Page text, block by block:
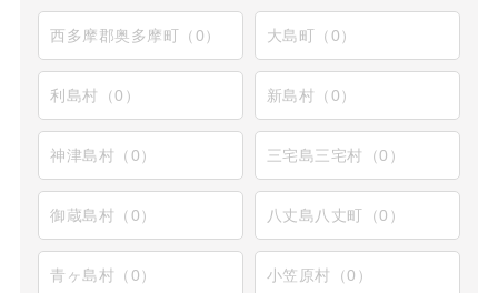
西多摩郡奥多摩町（0） 大島町（0）
利島村（0） 新島村（0）
神津島村（0） 三宅島三宅村（0）
御蔵島村（0） 八丈島八丈町（0）
青ヶ島村（0） 小笠原村（0）